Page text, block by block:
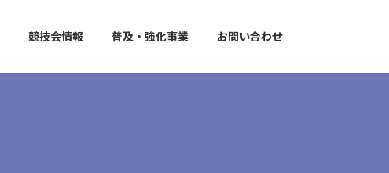
競技会情報 普及・強化事業 お問い合わせ